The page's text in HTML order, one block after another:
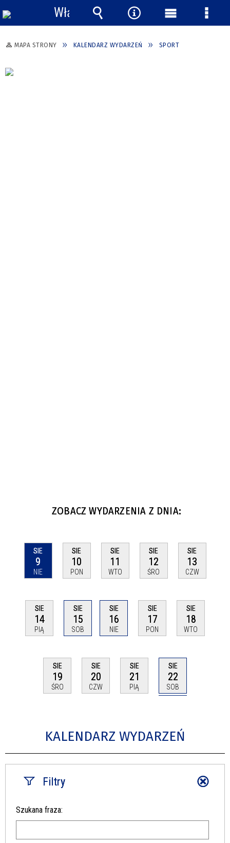
MAPA STRONY KALENDARZ WYDARZEŃ SPORT
ZOBACZ WYDARZENIA Z DNIA:
SIE
9
NIE
SIE
10
PON
SIE
11
WTO
SIE
12
ŚRO
SIE
13
CZW
SIE
14
PIĄ
SIE
15
SOB
SIE
16
NIE
SIE
17
PON
SIE
18
WTO
SIE
19
ŚRO
SIE
20
CZW
SIE
21
PIĄ
SIE
22
SOB
KALENDARZ WYDARZEŃ
Filtry
Szukana fraza
Włącz
powiadomienia
Wyszukiwarka
Narzędzia
Menu
główne
Menu